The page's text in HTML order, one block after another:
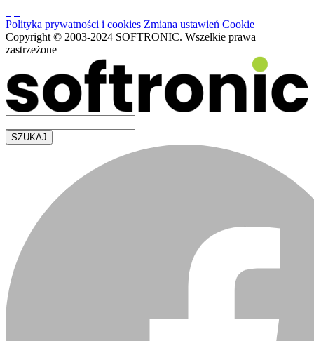
Polityka prywatności i cookies Zmiana ustawień Cookie
Copyright © 2003-2024 SOFTRONIC. Wszelkie prawa
zastrzeżone